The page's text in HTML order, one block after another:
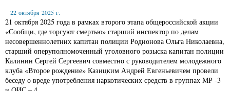
22 октября 2025 г.
21 октября 2025 года в рамках второго этапа общероссийской акции
«Сообщи, где торгуют смертью» старший инспектор по делам
несовершеннолетних капитан полиции Родионова Ольга Николаевна,
старший оперуполномоченный уголовного розыска капитан полиции
Калинин Сергей Сергеевич совместно с руководителем молодежного
клуба «Второе рождение» Казицким Андрей Евгеньевичем провели
беседу о вреде употребления наркотических средств в группах МР -3